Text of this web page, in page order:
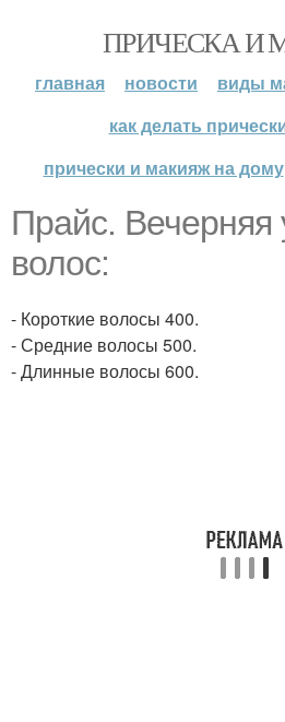
ПРИЧЕСКА И
главная новости
виды
как делать
прически и макияж на дому
Прайс. Вечерняя
волос:
- Короткие волосы 400.
- Средние волосы 500.
- Длинные волосы 600.